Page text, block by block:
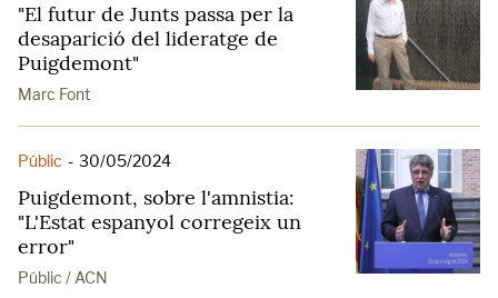
"El futur de Junts passa per la
desaparició del lideratge de
Puigdemont"
Marc Font
Públic - 30/05/2024
Puigdemont, sobre l'amnistia:
"L'Estat espanyol corregeix un
error"
Públic / ACN